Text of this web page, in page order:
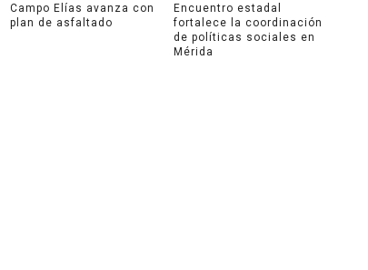
Campo Elías avanza con
plan de asfaltado
Encuentro estadal
fortalece la coordinación
de políticas sociales en
Mérida